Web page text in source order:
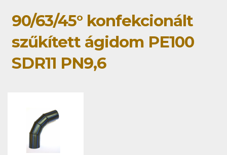
90/63/45° konfekcionált
szűkített ágidom PE100
SDR11 PN9,6